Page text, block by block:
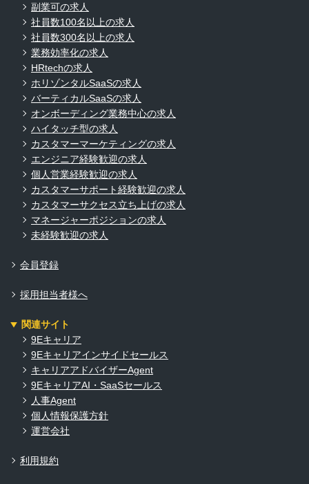
副業可の求人
社員数100名以上の求人
社員数300名以上の求人
業務効率化の求人
HRtechの求人
ホリゾンタルSaaSの求人
バーティカルSaaSの求人
オンボーディング業務中心の求人
ハイタッチ型の求人
カスタマーマーケティングの求人
エンジニア経験歓迎の求人
個人営業経験歓迎の求人
カスタマーサポート経験歓迎の求人
カスタマーサクセス立ち上げの求人
マネージャーポジションの求人
未経験歓迎の求人
会員登録
採用担当者様へ
関連サイト
9Eキャリア
9Eキャリアインサイドセールス
キャリアアドバイザーAgent
9EキャリアAI・SaaSセールス
人事Agent
個人情報保護方針
運営会社
利用規約